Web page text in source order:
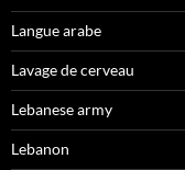
Langue arabe
Lavage de cerveau
Lebanese army
Lebanon